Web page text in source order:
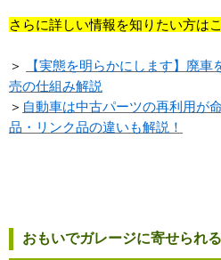
さらに詳しい情報を知りたい方は
＞
【実態を明らかにします】廃
売の仕組み解説
＞ 自動車は中古パーツの再利用が
品・リンク品の違いも解説！
おもいでガレージに寄せられ